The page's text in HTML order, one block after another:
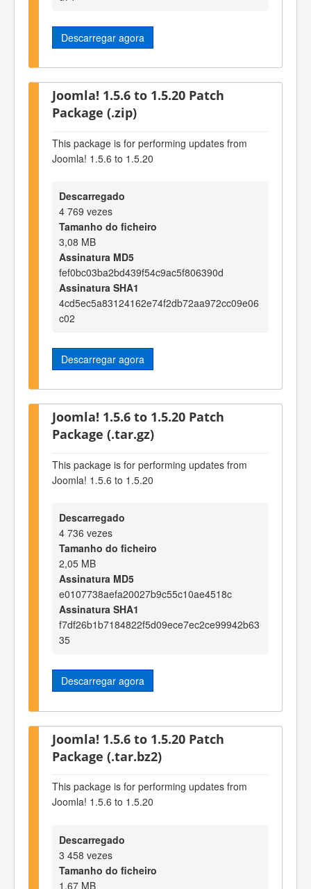
Descarregar agora
Joomla! 1.5.6 to 1.5.20 Patch
Package (.zip)
This package is for performing updates from
Joomla! 1.5.6 to 1.5.20
Descarregado
4 769 vezes
Tamanho do ficheiro
3,08 MB
Assinatura MD5
fef0bc03ba2bd439f54c9ac5f806390d
Assinatura SHA1
4cd5ec5a83124162e74f2db72aa972cc09e06
c02
Descarregar agora
Joomla! 1.5.6 to 1.5.20 Patch
Package (.tar.gz)
This package is for performing updates from
Joomla! 1.5.6 to 1.5.20
Descarregado
4 736 vezes
Tamanho do ficheiro
2,05 MB
Assinatura MD5
e0107738aefa20027b9c55c10ae4518c
Assinatura SHA1
f7df26b1b7184822f5d09ece7ec2ce99942b63
35
Descarregar agora
Joomla! 1.5.6 to 1.5.20 Patch
Package (.tar.bz2)
This package is for performing updates from
Joomla! 1.5.6 to 1.5.20
Descarregado
3 458 vezes
Tamanho do ficheiro
1,67 MB